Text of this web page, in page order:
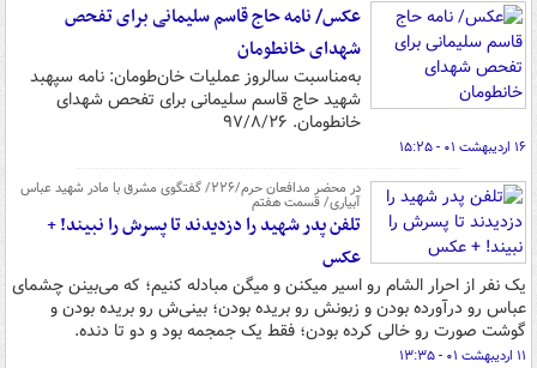
عکس/ نامه حاج قاسم سلیمانی برای تفحص
شهدای خانطومان
به‌مناسبت سالروز عملیات خان‌طومان: نامه سپهبد
شهید حاج قاسم سلیمانی برای تفحص شهدای
خانطومان. ۹۷/۸/۲۶
۱۶ اردیبهشت ۰۱ - ۱۵:۲۵
در محضر مدافعان حرم/۲۲۶/ گفتگوی مشرق با مادر شهید عباس
آبیاری/ قسمت هفتم
تلفن پدر شهید را دزدیدند تا پسرش را نبیند! +
عکس
یک نفر از احرار الشام رو اسیر میکنن و میگن مبادله کنیم؛ که می‌بینن چشمای
عباس رو درآورده بودن و زبونش رو بریده بودن؛ بینی‌ش رو بریده بودن و
گوشت صورت رو خالی کرده بودن؛ فقط یک جمجمه بود و دو تا دنده.
۱۱ اردیبهشت ۰۱ - ۱۳:۳۵